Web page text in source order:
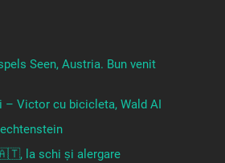
Seen, Austria. Bun venit
– Victor cu bicicleta, Wald AI
la schi și alergare